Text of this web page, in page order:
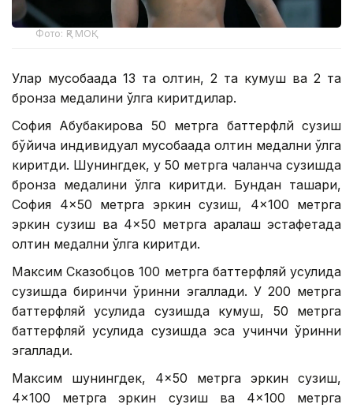
Фото: ҚР МОҚ
Улар мусобақада 13 та олтин, 2 та кумуш ва 2 та
бронза медалини қўлга киритдилар.
София Абубакирова 50 метрга баттерфлй сузиш
бўйича индивидуал мусобақада олтин медални қўлга
киритди. Шунингдек, у 50 метрга чалқанча сузишда
бронза медалини қўлга киритди. Бундан ташқари,
София 4×50 метрга эркин сузиш, 4×100 метрга
эркин сузиш ва 4×50 метрга аралаш эстафетада
олтин медални қўлга киритди.
Максим Сказобцов 100 метрга баттерфляй усулида
сузишда биринчи ўринни эгаллади. У 200 метрга
баттерфляй усулида сузишда кумуш, 50 метрга
баттерфляй усулида сузишда эса учинчи ўринни
эгаллади.
Максим шунингдек, 4×50 метрга эркин сузиш,
4×100 метрга эркин сузиш ва 4×100 метрга